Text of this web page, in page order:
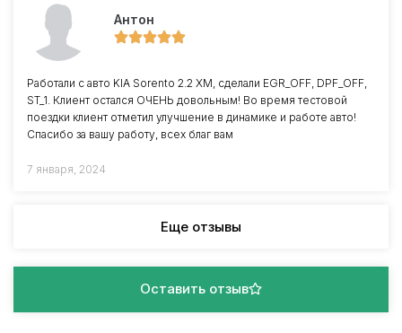
Антон
Работали с авто KIA Sorento 2.2 XM, сделали EGR_OFF, DPF_OFF,
ST_1. Клиент остался ОЧЕНЬ довольным! Во время тестовой
поездки клиент отметил улучшение в динамике и работе авто!
Спасибо за вашу работу, всех благ вам
7 января, 2024
Еще отзывы
Оставить отзыв